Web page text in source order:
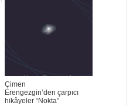
Çimen
Erengezgin’den çarpıcı
hikâyeler “Nokta”